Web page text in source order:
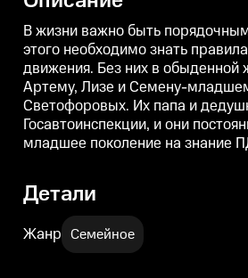
Госавтоинспекции, и они
постоянно проверяют младшее
поколение на знание ПДД и не
только.
только.
В жизни важно быть
этого необходимо знать
движения. Без них в обыденной
Артему, Лизе и Семену-
Светофоровых. Их папа и
Госавтоинспекции, и они
младшее поколение на знание
Детали
Жанр Семейное